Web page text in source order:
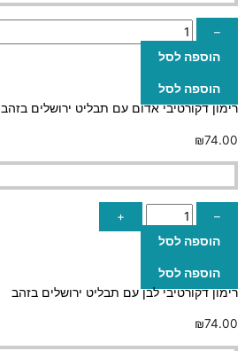
–
הוספה לסל
הוספה לסל
רימון דקורטיבי אדום עם תבליט ירושלים בזהב
₪74.00
–
+
הוספה לסל
הוספה לסל
רימון דקורטיבי לבן עם תבליט ירושלים בזהב
₪74.00